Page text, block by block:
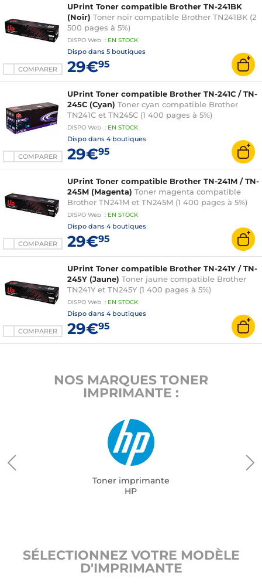
COMPARER
UPrint Toner compatible Brother TN-241BK
(Noir) Toner noir compatible Brother TN241BK (2
500 pages à 5%)
DISPO Web : EN STOCK
Dispo dans 5 boutiques
29€95
COMPARER
UPrint Toner compatible Brother TN-241C / TN-
245C (Cyan) Toner cyan compatible Brother
TN241C et TN245C (1 400 pages à 5%)
DISPO Web : EN STOCK
Dispo dans 4 boutiques
29€95
COMPARER
UPrint Toner compatible Brother TN-241M / TN-
245M (Magenta) Toner magenta compatible
Brother TN241M et TN245M (1 400 pages à 5%)
DISPO Web : EN STOCK
Dispo dans 4 boutiques
29€95
COMPARER
UPrint Toner compatible Brother TN-241Y / TN-
245Y (Jaune) Toner jaune compatible Brother
TN241Y et TN245Y (1 400 pages à 5%)
DISPO Web : EN STOCK
Dispo dans 4 boutiques
29€95
NOS MARQUES TONER
IMPRIMANTE :
Toner imprimante
HP
SÉLECTIONNEZ VOTRE MODÈLE
D'IMPRIMANTE